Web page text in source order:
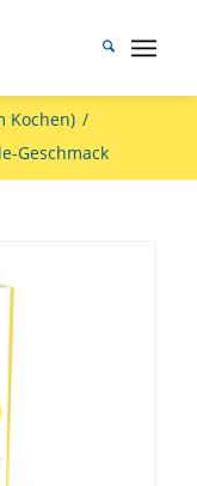
Kochen) /
Geschmack